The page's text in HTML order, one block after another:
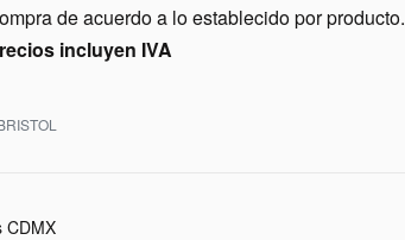
de acuerdo a lo establecido por producto.
incluyen IVA
CDMX